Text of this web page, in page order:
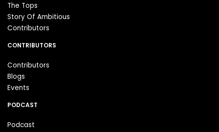
The Tops
Story Of Ambitious
Contributors
CONTRIBUTORS
Contributors
Blogs
Events
PODCAST
Podcast